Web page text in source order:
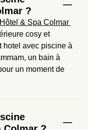
?
& Spa Colmar
cosy et
hotel avec piscine à
un bain à
un moment de